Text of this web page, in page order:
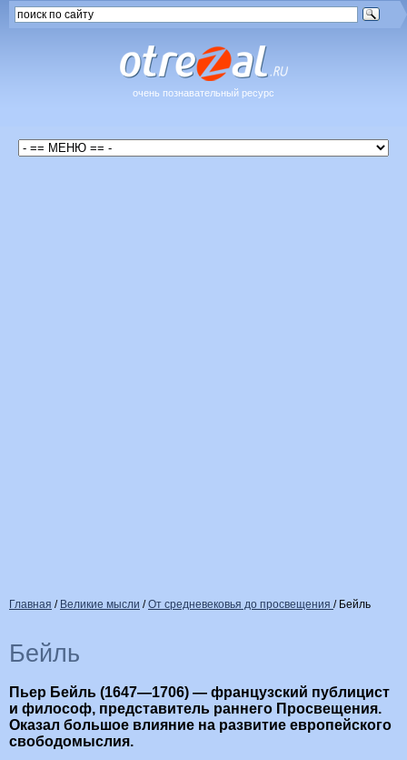
очень познавательный ресурс
Главная / Великие мысли /От средневековья до просвещения / Бейль
Бейль
Пьер Бейль (1647—1706) — французский публицист
и философ, представитель раннего Просвещения.
Оказал большое влияние на развитие европейского
свободомыслия.